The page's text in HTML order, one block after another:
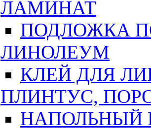
ЛАМИНАТ
ПОДЛОЖКА
ЛИНОЛЕУМ
КЛЕЙ ДЛЯ
ПЛИНТУС,
НАПОЛЬНЫЙ